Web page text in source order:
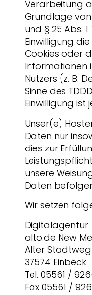
Verarbeitung
Grundlage von
und § 25 Abs. 1
Einwilligung
Cookies oder
Informationen
Nutzers (z. B.
Sinne des
Einwilligung ist
Unser(e)
Daten nur
dies zur
unsere
Daten
Wir setzen
Digitalagentur
alto.de New
Alter Stadtweg
37574 Einbeck
Tel. 05561 /
Fax 05561 /